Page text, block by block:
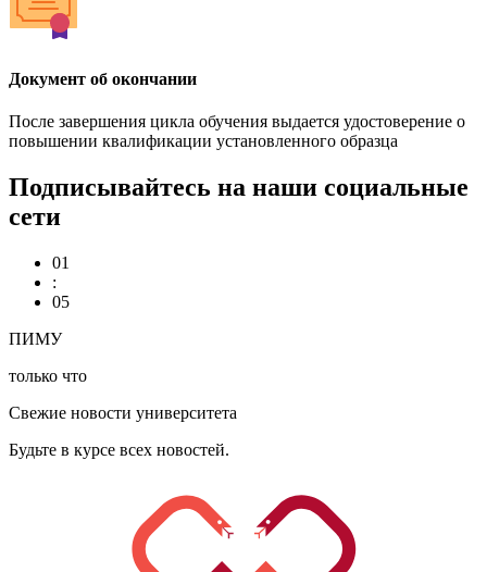
Документ об окончании
После завершения цикла обучения выдается удостоверение о
повышении квалификации установленного образца
Подписывайтесь на наши социальные
сети
01
:
05
ПИМУ
только что
Свежие новости университета
Будьте в курсе всех новостей.